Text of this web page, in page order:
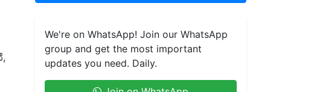
We're on WhatsApp! Join our WhatsApp
group and get the most important
updates you need. Daily.